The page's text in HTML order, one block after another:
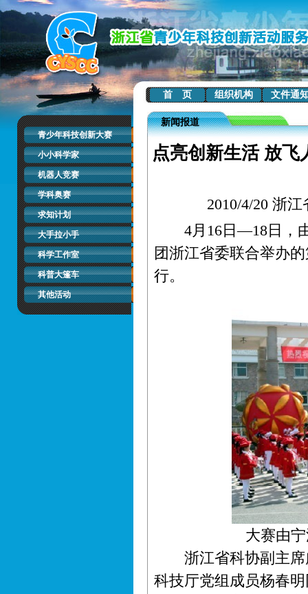
首 页 组织机构 文件通
青少年科技创新大赛
小小科学家
机器人竞赛
学科奥赛
求知计划
大手拉小手
科学工作室
科普大篷车
其他活动
新闻报道
点亮创新生活 放
2010/4/20 浙
4月16日—18日，由
团浙江省委联合举办
行。
大赛由
浙江省科协副主席
科技厅党组成员杨春